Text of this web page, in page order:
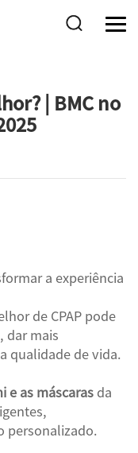
| BMC no
a experiência
de CPAP pode
dar mais
qualidade de vida.
e as máscaras da
personalizado.